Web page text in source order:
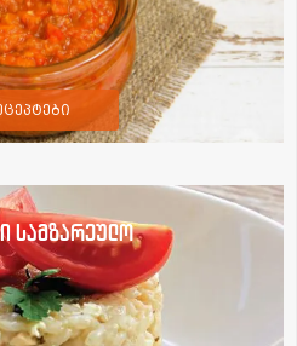
სამზარეულო